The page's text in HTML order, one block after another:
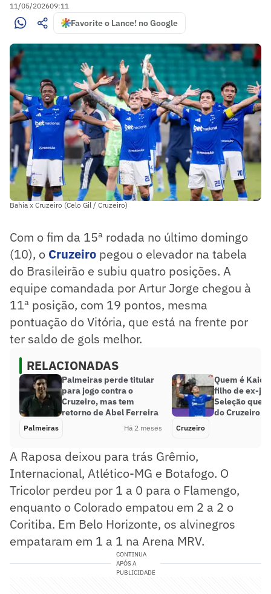
11/05/202609:11
Favorite o Lance! no Google
Bahia x Cruzeiro (Celo Gil / Cruzeiro)
Com o fim da 15ª rodada no último domingo
(10), o Cruzeiro pegou o elevador na tabela
do Brasileirão e subiu quatro posições. A
equipe comandada por Artur Jorge chegou à
11ª posição, com 19 pontos, mesma
pontuação do Vitória, que está na frente por
ter saldo de gols melhor.
RELACIONADAS
Palmeiras perde titular
para jogo contra o
Cruzeiro, mas tem
retorno de Abel Ferreira
Palmeiras Há 2 meses
Quem é
filho de ex-
Seleção que
do Cruzeiro
Cruzeiro
A Raposa deixou para trás Grêmio,
Internacional, Atlético-MG e Botafogo. O
Tricolor perdeu por 1 a 0 para o Flamengo,
enquanto o Colorado empatou em 2 a 2 o
Coritiba. Em Belo Horizonte, os alvinegros
empataram em 1 a 1 na Arena MRV.
CONTINUA
APÓS A
PUBLICIDADE